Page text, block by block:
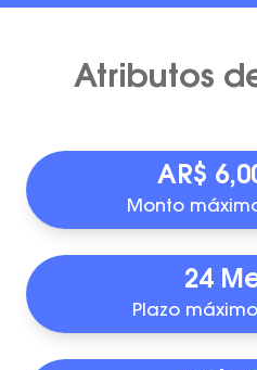
Atributos
AR$
Monto
24
Plazo